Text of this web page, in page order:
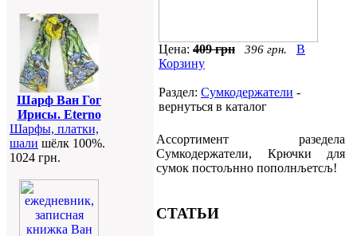
Шарф Ван Гог
Ирисы. Eterno
Шарфы, платки,
шали шёлк 100%.
1024 грн.
Цена: 409 грн 396 грн.
В
Корзину
Раздел: Сумкодержатели -
вернуться в каталог
Ассортимент разедела
Сумкодержатели, Крючки для
сумок постољнно пополнљетсљ!
СТАТЬИ